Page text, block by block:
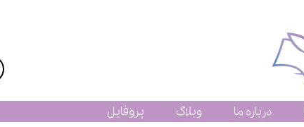
درباره ما وبلاگ پروفایل